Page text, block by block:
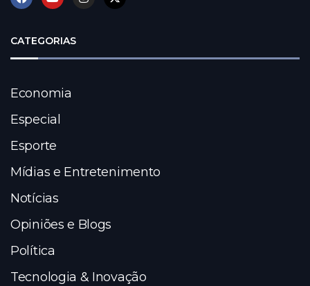
CATEGORIAS
Economia
Especial
Esporte
Mídias e Entretenimento
Notícias
Opiniões e Blogs
Política
Tecnologia & Inovação